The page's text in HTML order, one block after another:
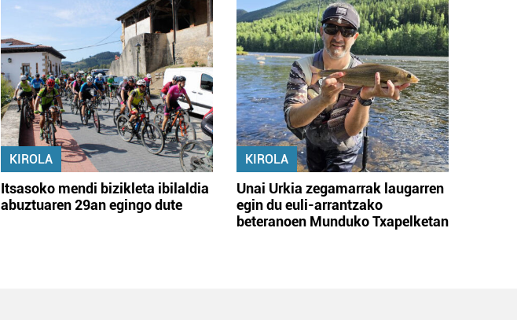
KIROLA
Itsasoko mendi bizikleta ibilaldia
abuztuaren 29an egingo dute
KIROLA
Unai Urkia zegamarrak laugarren
egin du euli-arrantzako
beteranoen Munduko Txapelketan